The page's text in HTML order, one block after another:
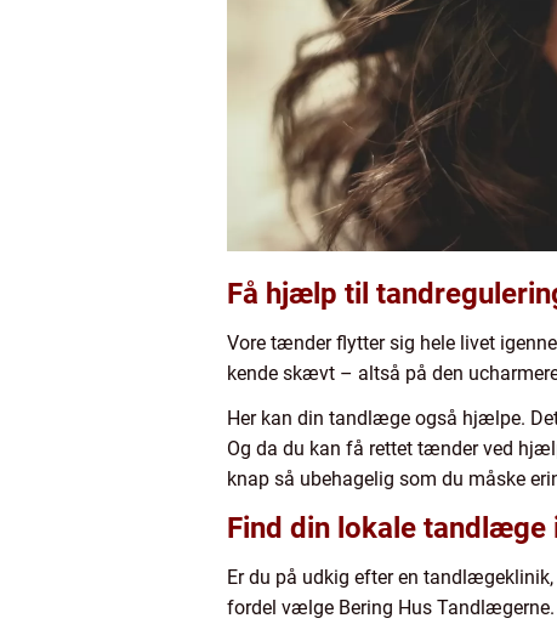
Få hjælp til
Vore tænder flytter sig hele livet
kende skævt – altså på den
Her kan din tandlæge også hjælpe.
Og da du kan få rettet tænder ved
knap så ubehagelig som du måske
Find din lokale tandlæge
Er du på udkig efter en
fordel vælge Bering Hus